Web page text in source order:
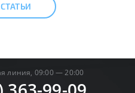
линия, 09:00 — 20:00